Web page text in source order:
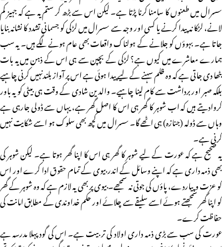
سسرال میں طعنوں کا سامنا کرنا پڑتا ہے۔ لیکن اس سے بڑھ کر ستم یہ ہے کہ جہیز کم
لانے، لڑکا نہ پیدا کرنے یا کسی اور وجہ سے سسرال میں لڑکی کو جسمانی تشدد کا نشانہ بنایا
جاتا ہے۔ بہوؤں کو جلانے کے ہولناک واقعات بھی عام ہونے لگے ہیں۔ یہ سب
ہمارے معاشرے میں کیوں ہے؟ لڑکی کے بچپن سے ہی اس کے ذہن میں یہ بات
بٹھا دی جاتی ہے کہ وہ ظلم سہنے کے لیے پیدا ہوئی ہے اس پر آواز بلندنہیں کرنی چاہیے
بلکہ صبر اور برداشت سے کام لینا چاہیے۔ والدین شادی کے وقت ہی بیٹی کو یہ باور
کروادیتے ہیں کہ اب شوہر کا گھر ہی اس کا اصل گھر ہے، یہاں سے ڈولی جارہی ہے
وہاں سے ڈولہ (جنازہ) ہی اٹھے گا۔ سسرال میں کچھ بھی سلوک ہو اسے شکایت نہیں
کرنی ہے۔
یہ صحیح ہے کہ عورت کے لیے شوہر کا گھر ہی اس کا اپنا گھر ہوتا ہے۔ لیکن شوہر کی
بھی ذمہ داری ہے کہ اپنے وسائل کے اندر بیوی کے تمام حقوق ادا کرے اور اس
کو عزت و پیاردے، پاؤں کی جوتی نہ سمجھے۔ بیوی پر بھی یہ لازم ہے کہ وہ شوہر کے گھر
کو اپنا گھر سمجھتے ہوئے اسے سلیقے سے چلائے اور حکم خداوندی کے مطابق امانت کی
حفاظت کرے۔
عورت کی سب سے بڑی ذمہ داری اولاد کی تربیت ہے۔ اس کی گود پہلا مدرسہ ہے